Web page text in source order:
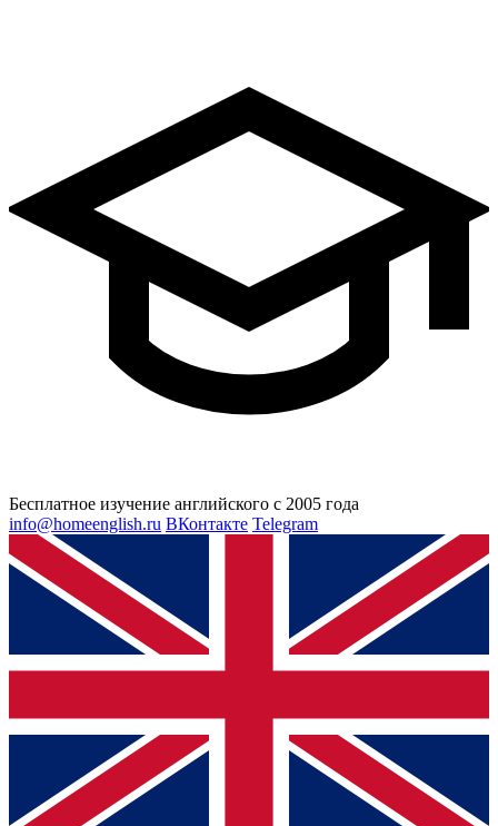
Бесплатное изучение английского с 2005 года
info@homeenglish.ru ВКонтакте Telegram